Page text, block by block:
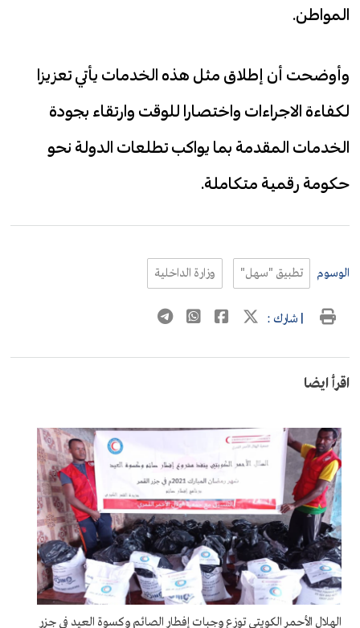
المواطن.
وأوضحت أن إطلاق مثل هذه الخدمات يأتي تعزيزا
لكفاءة الاجراءات واختصارا للوقت وارتقاء بجودة
الخدمات المقدمة بما يواكب تطلعات الدولة نحو
حكومة رقمية متكاملة.
الوسوم تطبيق "سهل" وزارة الداخلية
| شارك :
اقرأ ايضا
الهلال الأحمر الكويتي توزع وجبات إفطار الصائم وكسوة العيد في جزر